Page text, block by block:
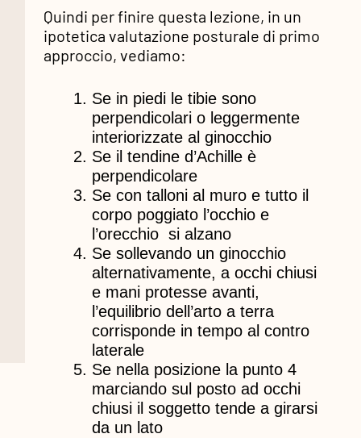
Quindi per finire questa lezione, in un
ipotetica valutazione posturale di primo
approccio, vediamo:
Se in piedi le tibie sono
perpendicolari o leggermente
interiorizzate al ginocchio
Se il tendine d’Achille è
perpendicolare
Se con talloni al muro e tutto il
corpo poggiato l’occhio e
l’orecchio si alzano
Se sollevando un ginocchio
alternativamente, a occhi chiusi
e mani protesse avanti,
l’equilibrio dell’arto a terra
corrisponde in tempo al contro
laterale
Se nella posizione la punto 4
marciando sul posto ad occhi
chiusi il soggetto tende a girarsi
da un lato